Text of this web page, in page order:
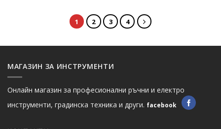
1 2 3 4
МАГАЗИН ЗА ИНСТРУМЕНТИ
Онлайн магазин за професионални ръчни и електро
инструменти, градинска техника и други. facebook